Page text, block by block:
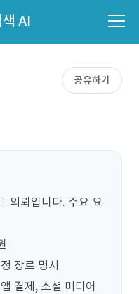
AI
공유하기
의뢰입니다. 주요 요
장르 명시
결제, 소셜 미디어